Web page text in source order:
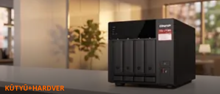
KÜTYÜ+HARDVER